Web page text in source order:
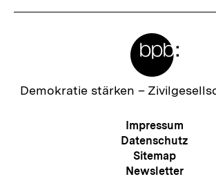
Zur
Demokratie stärken –
Meta-
Navigation
Impressum
Datenschutz
Sitemap
Newsletter